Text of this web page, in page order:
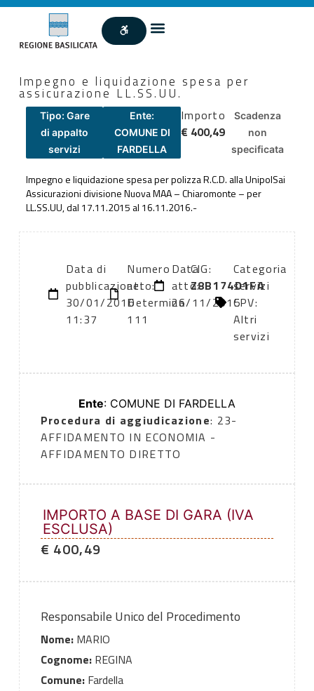
Impegno e liquidazione spesa per
assicurazione LL.SS.UU.
Tipo: Gare
di appalto
servizi
Ente:
COMUNE DI
FARDELLA
Importo
€ 400,49
Scadenza
non
specificata
Impegno e liquidazione spesa per polizza R.C.D. alla UnipolSai
Assicurazioni divisione Nuova MAA – Chiaromonte – per
LL.SS.UU, dal 17.11.2015 al 16.11.2016.-
Data di
pubblicazione:
30/01/2016
11:37
Numero
atto:
Determina
111
Data
atto:
26/11/2015
CIG:
Z8B174D1FA
Categoria
servizi
CPV:
Altri
servizi
Ente: COMUNE DI FARDELLA
Procedura di aggiudicazione: 23-
AFFIDAMENTO IN ECONOMIA -
AFFIDAMENTO DIRETTO
IMPORTO A BASE DI GARA (IVA
ESCLUSA)
€ 400,49
Responsabile Unico del Procedimento
Nome:MARIO
Cognome:REGINA
Comune:Fardella